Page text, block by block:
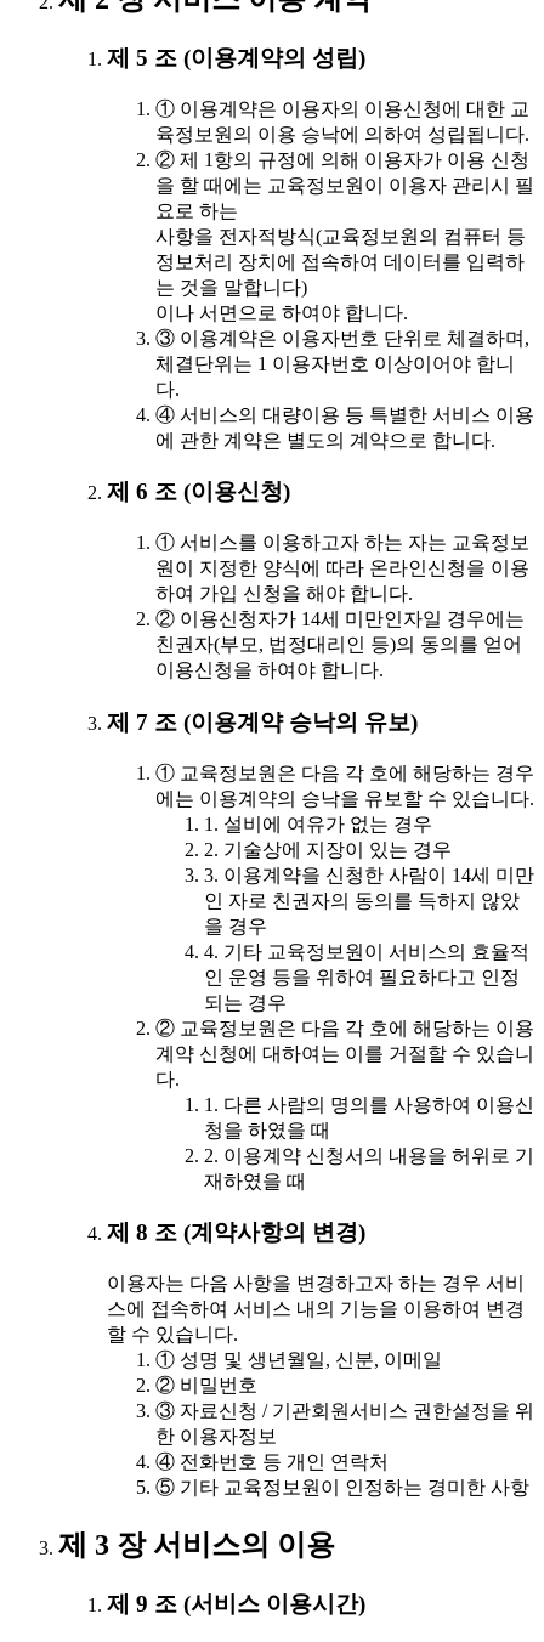
제 5 조 (이용계약의 성립)
① 이용계약은 이용자의 이용신청에 대한 교
육정보원의 이용 승낙에 의하여 성립됩니다.
② 제 1항의 규정에 의해 이용자가 이용 신청
을 할 때에는 교육정보원이 이용자 관리시 필
요로 하는
사항을 전자적방식(교육정보원의 컴퓨터 등
정보처리 장치에 접속하여 데이터를 입력하
는 것을 말합니다)
이나 서면으로 하여야 합니다.
③ 이용계약은 이용자번호 단위로 체결하며,
체결단위는 1 이용자번호 이상이어야 합니
다.
④ 서비스의 대량이용 등 특별한 서비스 이용
에 관한 계약은 별도의 계약으로 합니다.
제 6 조 (이용신청)
① 서비스를 이용하고자 하는 자는 교육정보
원이 지정한 양식에 따라 온라인신청을 이용
하여 가입 신청을 해야 합니다.
② 이용신청자가 14세 미만인자일 경우에는
친권자(부모, 법정대리인 등)의 동의를 얻어
이용신청을 하여야 합니다.
제 7 조 (이용계약 승낙의 유보)
① 교육정보원은 다음 각 호에 해당하는 경우
에는 이용계약의 승낙을 유보할 수 있습니다.
1. 설비에 여유가 없는 경우
2. 기술상에 지장이 있는 경우
3. 이용계약을 신청한 사람이 14세 미만
인 자로 친권자의 동의를 득하지 않았
을 경우
4. 기타 교육정보원이 서비스의 효율적
인 운영 등을 위하여 필요하다고 인정
되는 경우
② 교육정보원은 다음 각 호에 해당하는 이용
계약 신청에 대하여는 이를 거절할 수 있습니
다.
1. 다른 사람의 명의를 사용하여 이용신
청을 하였을 때
2. 이용계약 신청서의 내용을 허위로 기
재하였을 때
제 8 조 (계약사항의 변경)
이용자는 다음 사항을 변경하고자 하는 경우 서비
스에 접속하여 서비스 내의 기능을 이용하여 변경
할 수 있습니다.
① 성명 및 생년월일, 신분, 이메일
② 비밀번호
③ 자료신청 / 기관회원서비스 권한설정을 위
한 이용자정보
④ 전화번호 등 개인 연락처
⑤ 기타 교육정보원이 인정하는 경미한 사항
제 3 장 서비스의 이용
제 9 조 (서비스 이용시간)